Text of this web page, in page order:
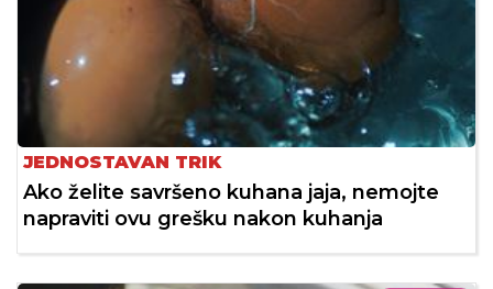
JEDNOSTAVAN TRIK
Ako želite savršeno kuhana jaja, nemojte
napraviti ovu grešku nakon kuhanja